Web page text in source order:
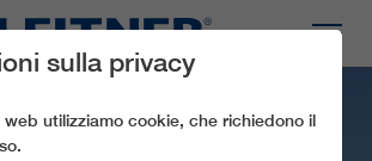
sulla privacy
web utilizziamo cookie, che richiedono il